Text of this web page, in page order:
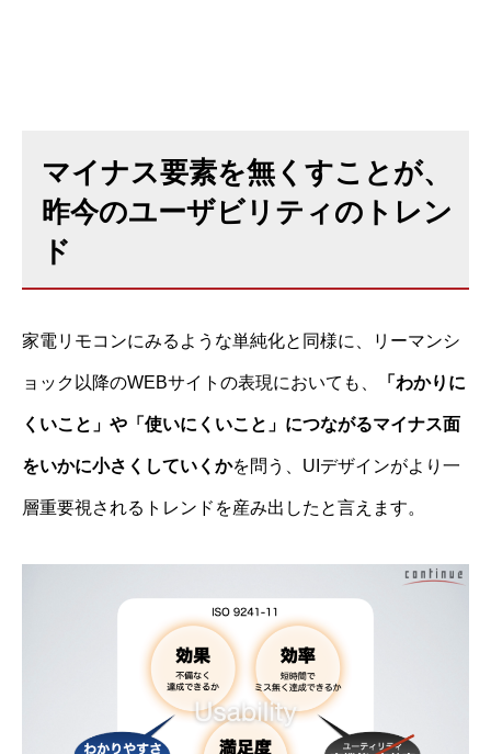
マイナス要素を無くすことが、
昨今のユーザビリティのトレン
ド
家電リモコンにみるような単純化と同様に、リーマンシ
ョック以降のWEBサイトの表現においても、 「わかりに
くいこと」や「使いにくいこと」につながるマイナス面
をいかに小さくしていくかを問う、UIデザインがより一
層重要視されるトレンドを産み出したと言えます。